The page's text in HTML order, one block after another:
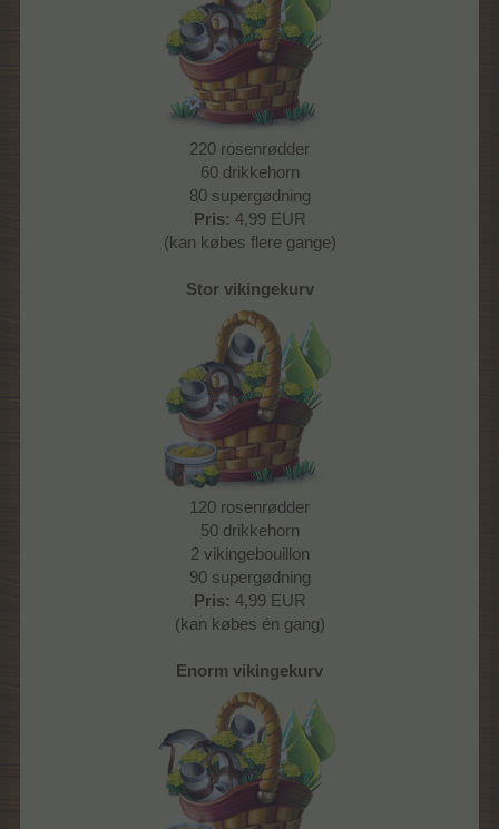
220 rosenrødder
60 drikkehorn
80 supergødning
Pris: 4,99 EUR
(kan købes flere gange)
Stor vikingekurv
120 rosenrødder
50 drikkehorn
2 vikingebouillon
90 supergødning
Pris: 4,99 EUR
(kan købes én gang)
Enorm vikingekurv